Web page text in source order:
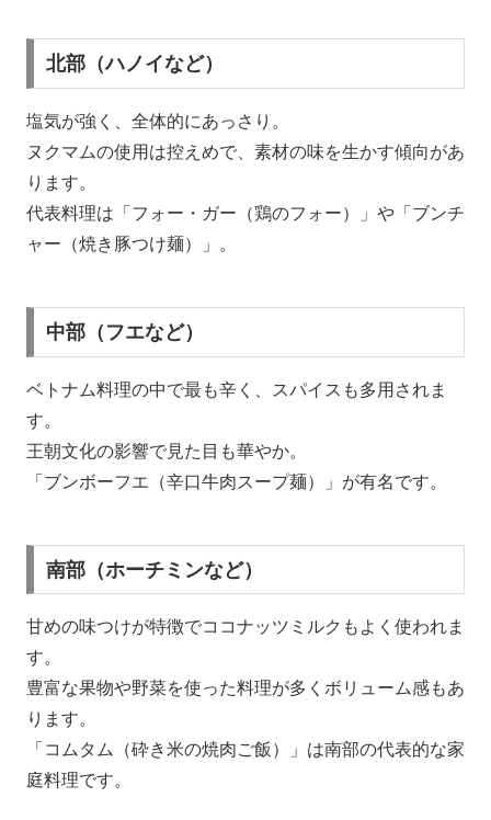
北部（ハノイなど）
塩気が強く、全体的にあっさり。
ヌクマムの使用は控えめで、素材の味を生かす傾向があ
ります。
代表料理は「フォー・ガー（鶏のフォー）」や「ブンチ
ャー（焼き豚つけ麺）」。
中部（フエなど）
ベトナム料理の中で最も辛く、スパイスも多用されま
す。
王朝文化の影響で見た目も華やか。
「ブンボーフエ（辛口牛肉スープ麺）」が有名です。
南部（ホーチミンなど）
甘めの味つけが特徴でココナッツミルクもよく使われま
す。
豊富な果物や野菜を使った料理が多くボリューム感もあ
ります。
「コムタム（砕き米の焼肉ご飯）」は南部の代表的な家
庭料理です。